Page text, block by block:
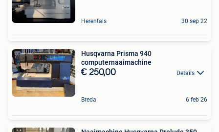
Herentals 30 sep 22
Husqvarna Prisma 940
computernaaimachine
€ 250,00 Details
Breda 6 feb 26